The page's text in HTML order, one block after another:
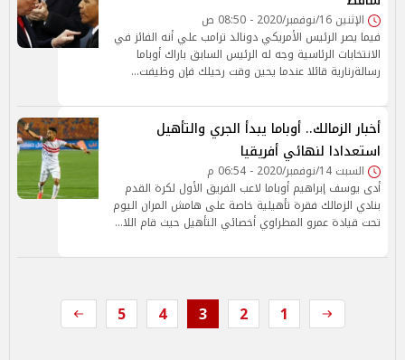
الإثنين 16/نوفمبر/2020 - 08:50 ص
فيما يصر الرئيس الأمريكي دونالد ترامب علي أنه الفائز في
الانتخابات الرئاسية وجه له الرئيس السابق باراك أوباما
رسالةرنارية قائلا عندما يحين وقت رحيلك فإن وظيفت…
أخبار الزمالك.. أوباما يبدأ الجري والتأهيل
استعدادا لنهائي أفريقيا
السبت 14/نوفمبر/2020 - 06:54 م
أدى يوسف إبراهيم أوباما لاعب الفريق الأول لكرة القدم
بنادي الزمالك فقرة تأهيلية خاصة على هامش المران اليوم
تحت قيادة عمرو المطراوي أخصائي التأهيل حيث قام اللا…
1
2
3
4
5